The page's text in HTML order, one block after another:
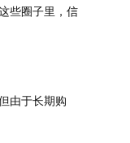
些圈子里，信
由于长期购